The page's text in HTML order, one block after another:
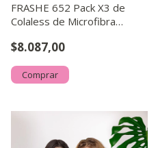
FRASHE 652 Pack X3 de
Colaless de Microfibra
$8.087,00
Comprar